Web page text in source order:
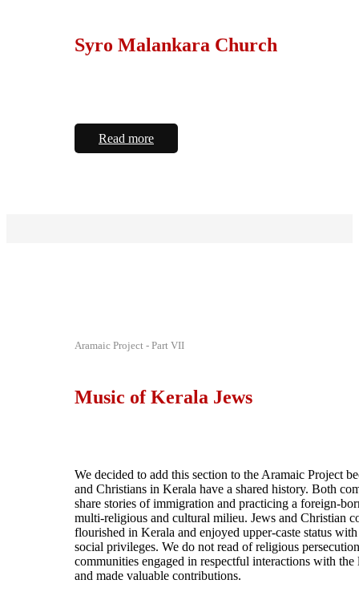
Syro Malankara Church
Read more
Aramaic Project - Part VII
Music of Kerala Jews
We decided to add this section to the Aramaic Project
and Christians in Kerala have a shared history. Both
share stories of immigration and practicing a foreign-
multi-religious and cultural milieu. Jews and Christian
flourished in Kerala and enjoyed upper-caste status
social privileges. We do not read of religious
communities engaged in respectful interactions with the
and made valuable contributions.